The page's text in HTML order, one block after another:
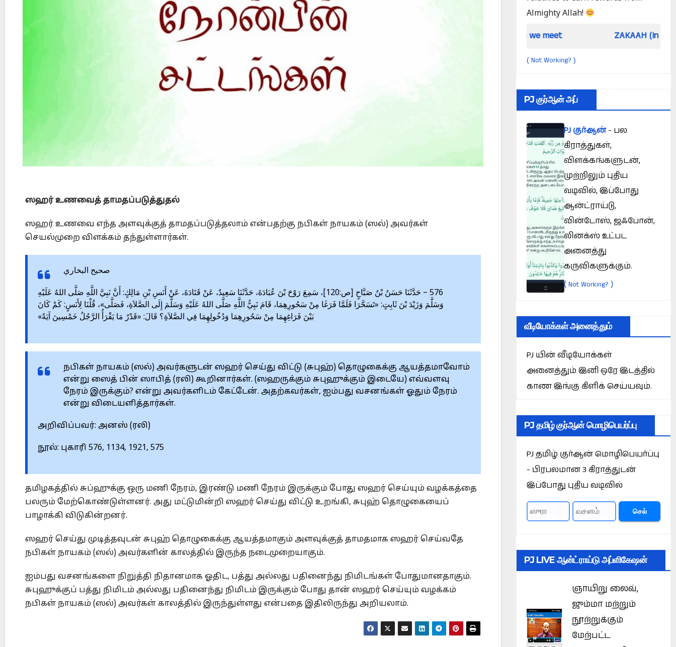
ஸஹர் உணவைத் தாமதப்படுத்துதல்
ஸஹர் உணவை எந்த அளவுக்குத் தாமதப்படுத்தலாம் என்பதற்கு நபிகள் நாயகம் (ஸல்) அவர்கள்
செயல்முறை விளக்கம் தந்துள்ளார்கள்.
صحيح البخاري
576 – حَدَّثَنَا حَسَنُ بْنُ صَبَّاحٍ [ص:120]، سَمِعَ رَوْحَ بْنَ عُبَادَةَ، حَدَّثَنَا سَعِيدٌ، عَنْ قَتَادَةَ، عَنْ أَنَسِ بْنِ مَالِكٍ: أَنَّ نَبِيَّ اللَّهِ صَلَّى اللهُ عَلَيْهِ
وَسَلَّمَ وَزَيْدَ بْنَ ثَابِتٍ: «تَسَحَّرَا فَلَمَّا فَرَغَا مِنْ سَحُورِهِمَا، قَامَ نَبِيُّ اللَّهِ صَلَّى اللهُ عَلَيْهِ وَسَلَّمَ إِلَى الصَّلاَةِ، فَصَلَّى»، قُلْنَا لِأَنَسٍ: كَمْ كَانَ
بَيْنَ فَرَاغِهِمَا مِنْ سَحُورِهِمَا وَدُخُولِهِمَا فِي الصَّلاَةِ؟ قَالَ: «قَدْرُ مَا يَقْرَأُ الرَّجُلُ خَمْسِينَ آيَةً»
நபிகள் நாயகம் (ஸல்) அவர்களுடன் ஸஹர் செய்து விட்டு (சுபுஹ்) தொழுகைக்கு ஆயத்தமாவோம்
என்று ஸைத் பின் ஸாபித் (ரலி) கூறினார்கள். (ஸஹருக்கும் சுபுஹுக்கும் இடையே) எவ்வளவு
நேரம் இருக்கும்? என்று அவர்களிடம் கேட்டேன். அதற்கவர்கள், ஐம்பது வசனங்கள் ஓதும் நேரம்
என்று விடையளித்தார்கள்.
அறிவிப்பவர்: அனஸ் (ரலி)
நூல்: புகாரி 576, 1134, 1921, 575
தமிழகத்தில் சுப்ஹுக்கு ஒரு மணி நேரம், இரண்டு மணி நேரம் இருக்கும் போது ஸஹர் செய்யும் வழக்கத்தை
பலரும் மேற்கொண்டுள்ளனர். அது மட்டுமின்றி ஸஹர் செய்து விட்டு உறங்கி, சுபுஹ் தொழுகையைப்
பாழாக்கி விடுகின்றனர்.
ஸஹர் செய்து முடித்தவுடன் சுபுஹ் தொழுகைக்கு ஆயத்தமாகும் அளவுக்குத் தாமதமாக ஸஹர் செய்வதே
நபிகள் நாயகம் (ஸல்) அவர்களின் காலத்தில் இருந்த நடைமுறையாகும்.
ஐம்பது வசனங்களை நிறுத்தி நிதானமாக ஓதிட, பத்து அல்லது பதினைந்து நிமிடங்கள் போதுமானதாகும்.
சுபுஹுக்குப் பத்து நிமிடம் அல்லது பதினைந்து நிமிடம் இருக்கும் போது தான் ஸஹர் செய்யும் வழக்கம்
நபிகள் நாயகம் (ஸல்) அவர்கள் காலத்தில் இருந்துள்ளது என்பதை இதிலிருந்து அறியலாம்.
Almighty Allah!
Did Jesus Resurrect on Sunday or Monday? Is Prophet Muhammad superior to Jesus? ZAKAAH (In the light of Qur an
( Not Working? )
PJ குர்ஆன் அப்
PJ குர்ஆன்- பல
கிராத்துகள்,
விளக்கங்களுடன்,
முற்றிலும் புதிய
வடிவில், இப்போது
ஆன்ட்ராய்டு,
வின்டோஸ், ஜஃபோன்,
லினக்ஸ் உட்பட
அனைத்து
கருவிகளுக்கும்.
(Not Working? )
வீடியோக்கள் அனைத்தும்
PJ யின் வீடியோக்கள்
அனைத்தும் இனி ஒரே இடத்தில்
காண இங்கு கிளிக் செய்யவும்.
PJ தமிழ் குர்ஆன் மொழிபெயர்ப்பு
PJ தமிழ் குர்ஆன் மொழிபெயர்ப்பு
- பிரபலமான 3 கிராத்துடன்
இப்போது புதிய வடிவில்
செல்
PJ LIVE ஆன்ட்ராய்டு அப்ளிகேஷன்
ஞாயிறு லைவ்,
ஜும்மா மற்றும்
நூற்றுக்கும்
மேற்பட்ட